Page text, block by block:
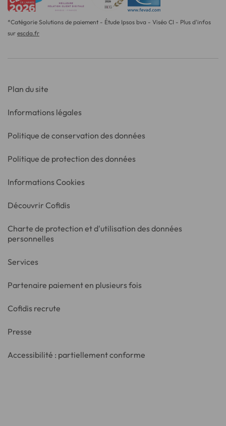
*Catégorie Solutions de paiement - Étude Ipsos bva - Viséo CI - Plus d'infos
sur escda.fr
Plan du site
Informations légales
Politique de conservation des données
Politique de protection des données
Informations Cookies
Découvrir Cofidis
Charte de protection et d'utilisation des données
personnelles
Services
Partenaire paiement en plusieurs fois
Cofidis recrute
Presse
Accessibilité : partiellement conforme